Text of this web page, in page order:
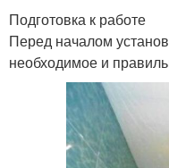
Подготовка к работе
Перед началом
необходимое и